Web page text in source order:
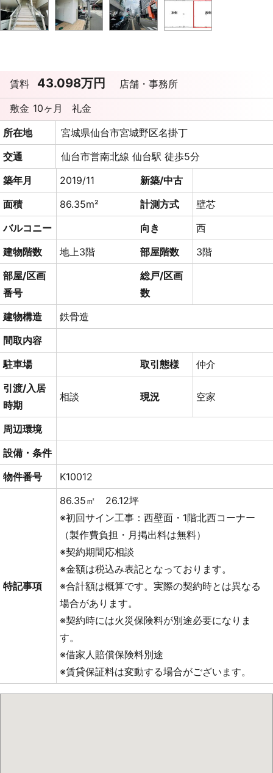
賃料 43.098万円
店舗・事務所
敷金 10ヶ月
礼金
所在地
宮城県仙台市宮城野区名掛丁
交通
仙台市営南北線 仙台駅 徒歩5分
築年月
2019/11
新築/中古
面積
86.35m² 計測方式
壁芯
バルコニー
向き
西
建物階数
地上3階 部屋階数
3階
部屋/区画
番号
総戸/区画
数
建物構造
鉄骨造
間取内容
駐車場
取引態様
仲介
引渡/入居
時期
相談 現況 空家
周辺環境
設備・条件
物件番号
K10012
特記事項
86.35㎡ 26.12坪
※初回サイン工事：西壁面・1階北西コーナー
（製作費負担・月掲出料は無料）
※契約期間応相談
※金額は税込み表記となっております。
※合計額は概算です。実際の契約時とは異なる
場合があります。
※契約時には火災保険料が別途必要になりま
す。
※借家人賠償保険料別途
※賃貸保証料は変動する場合がございます。